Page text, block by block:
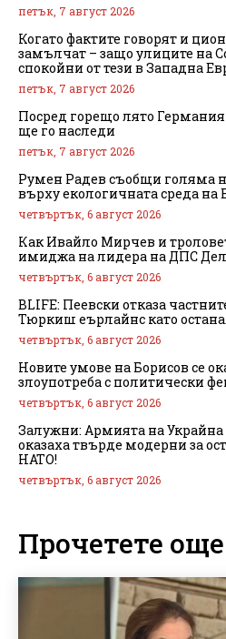
петък, 7 август 2026
Когато фактите говорят и
замълчат – защо улиците на
спокойни от тези в Западна
петък, 7 август 2026
Посред горещо лято
ще го наследи
петък, 7 август 2026
Румен Радев съобщи голяма
върху екологичната среда на
четвъртък, 6 август 2026
Как Ивайло Мирчев и
имиджа на лидера на ДПС
четвъртък, 6 август 2026
BLIFE: Пеевски отказа
Тюркиш еърлайнс като
четвъртък, 6 август 2026
Новите умове на Борисов се
злоупотреба с политически
четвъртък, 6 август 2026
Залужни: Армията на Украйна
оказаха твърде модерни за
НАТО!
четвъртък, 6 август 2026
Прочетете още